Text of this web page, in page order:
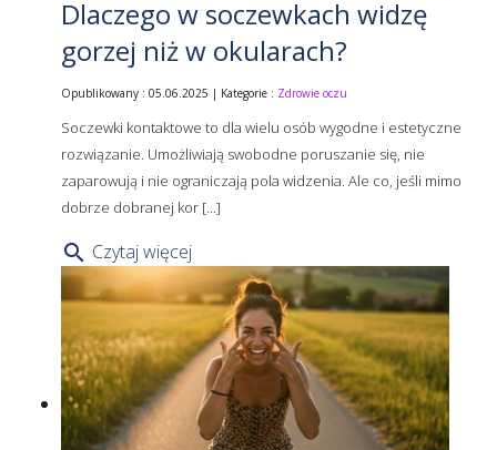
Dlaczego w soczewkach widzę
gorzej niż w okularach?
Opublikowany : 05.06.2025 | Kategorie : Zdrowie oczu
Soczewki kontaktowe to dla wielu osób wygodne i estetyczne
rozwiązanie. Umożliwiają swobodne poruszanie się, nie
zaparowują i nie ograniczają pola widzenia. Ale co, jeśli mimo
dobrze dobranej kor [...]
search Czytaj więcej